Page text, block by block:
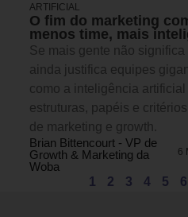
ARTIFICIAL
O fim do marketing
menos time, mais
Se mais gente não
ainda justifica equipes
como a inteligência
estruturas, papéis e
de marketing e growth.
Brian Bittencourt - VP de
Growth & Marketing da
Woba
6
1 2 3 4 5 6